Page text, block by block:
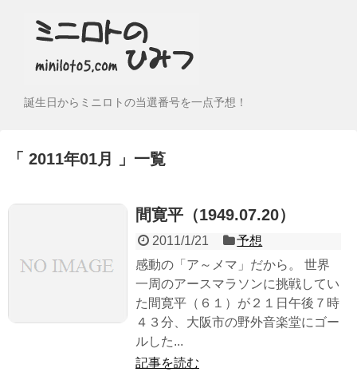
誕生日からミニロトの当選番号を一点予想！
2011年01月 一覧
間寛平（1949.07.20）
2011/1/21
予想
感動の「ア～メマ」だから。 世界
一周のアースマラソンに挑戦してい
た間寛平（６１）が２１日午後７時
４３分、大阪市の野外音楽堂にゴー
ルした...
記事を読む